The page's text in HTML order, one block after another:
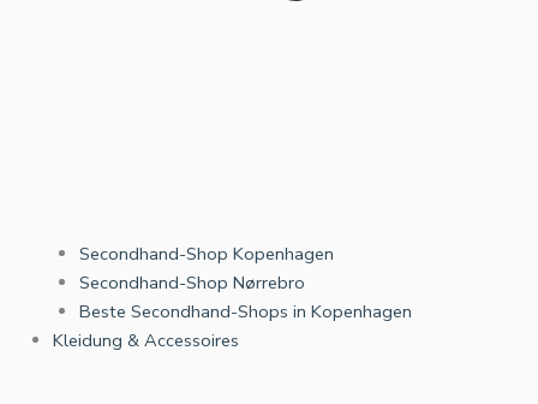
Secondhand-Shop Kopenhagen
Secondhand-Shop Nørrebro
Beste Secondhand-Shops in Kopenhagen
Kleidung & Accessoires